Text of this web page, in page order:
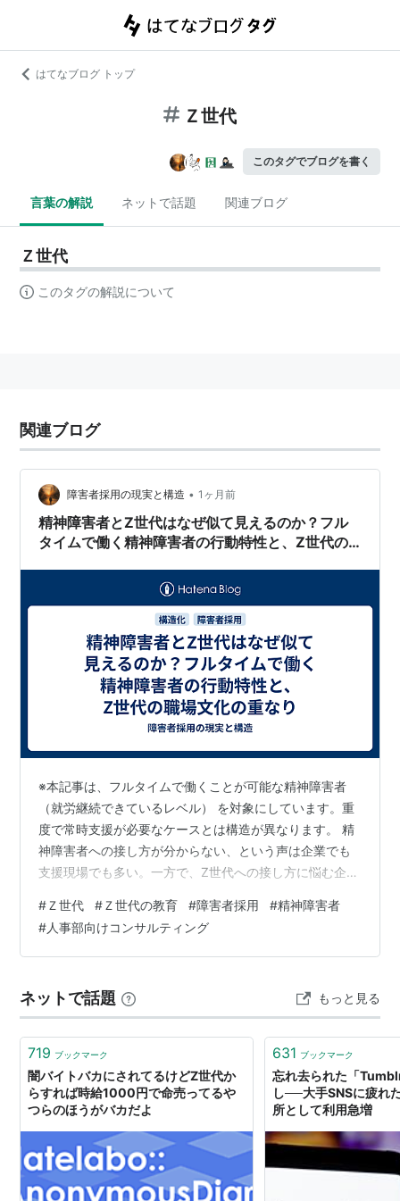
はてなブログ トップ
Ｚ世代
このタグでブログを書く
言葉の解説 ネットで話題 関連ブログ
Ｚ世代
このタグの解説について
関連ブログ
障害者採用の現実と構造 • 1ヶ月前
精神障害者とZ世代はなぜ似て見えるのか？フル
タイムで働く精神障害者の行動特性と、Z世代の
※本記事は、フルタイムで働くことが可能な精神障害者
（就労継続できているレベル） を対象にしています。重
度で常時支援が必要なケースとは構造が異なります。 精
神障害者への接し方が分からない、という声は企業でも
支援現場でも多い。一方で、Z世代への接し方に悩む企業
い。精神障害者には診断・症状・再発リスクがあり、Z世
代には世代文化がある。しかし、職場での行動特性とい
う表層では、両者が似て見える理由が存在する。 その
見えるのかという構造を整理する。 精神障害者（フルタ
イム就労レベル）とZ世代が「似て見え…
#Ｚ世代 #Ｚ世代の教育 #障害者採用 #精神障害者
#人事部向けコンサルティング
ネットで話題 もっと見る
719 ブックマーク
闇バイトバカにされてるけどZ世代か
らすれば時給1000円で命売ってるや
つらのほうがバカだよ
631 ブックマーク
忘れ去られた「
し──大手SNSに疲れ
所として利用急増